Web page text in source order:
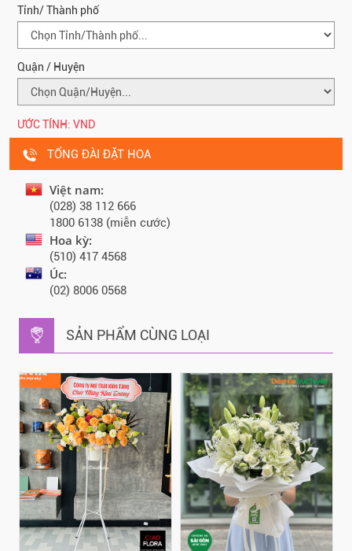
Tỉnh/ Thành phố
Quận / Huyện
ƯỚC TÍNH: VND
TỔNG ĐÀI ĐẶT HOA
Việt nam:
(028) 38 112 666
1800 6138 (miễn cước)
Hoa kỳ:
(510) 417 4568
Úc:
(02) 8006 0568
SẢN PHẨM CÙNG LOẠI